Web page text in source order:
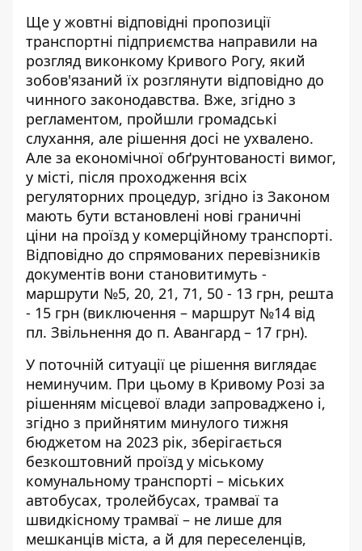
Ще у жовтні відповідні пропозиції
транспортні підприємства направили на
розгляд виконкому Кривого Рогу, який
зобов'язаний їх розглянути відповідно до
чинного законодавства. Вже, згідно з
регламентом, пройшли громадські
слухання, але рішення досі не ухвалено.
Але за економічної обґрунтованості вимог,
у місті, після проходження всіх
регуляторних процедур, згідно із Законом
мають бути встановлені нові граничні
ціни на проїзд у комерційному транспорті.
Відповідно до спрямованих перевізників
документів вони становитимуть -
маршрути №5, 20, 21, 71, 50 - 13 грн, решта
- 15 грн (виключення – маршрут №14 від
пл. Звільнення до п. Авангард – 17 грн).
У поточній ситуації це рішення виглядає
неминучим. При цьому в Кривому Розі за
рішенням місцевої влади запроваджено і,
згідно з прийнятим минулого тижня
бюджетом на 2023 рік, зберігається
безкоштовний проїзд у міському
комунальному транспорті – міських
автобусах, тролейбусах, трамваї та
швидкісному трамваї – не лише для
мешканців міста, а й для переселенців,